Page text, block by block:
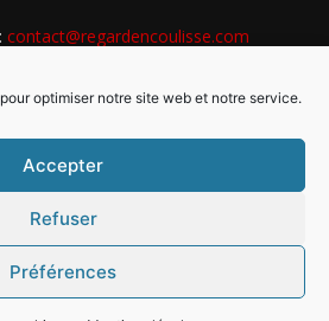
optimiser notre site web et notre service.
Accepter
Refuser
Préférences
contact@regardencoulisse.com
Fayard
Mentions légales